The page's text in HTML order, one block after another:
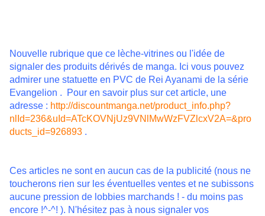
Nouvelle rubrique que ce lèche-vitrines ou l'idée de
signaler des produits dérivés de manga. Ici vous pouvez
admirer une statuette en PVC de Rei Ayanami de la série
Evangelion . Pour en savoir plus sur cet article, une
adresse : http://discountmanga.net/product_info.php?
nlId=236&uId=ATcKOVNjUz9VNlMwWzFVZlcxV2A=&pro
ducts_id=926893 .
Ces articles ne sont en aucun cas de la publicité (nous ne
toucherons rien sur les éventuelles ventes et ne subissons
aucune pression de lobbies marchands ! - du moins pas
encore !^-^! ). N'hésitez pas à nous signaler vos